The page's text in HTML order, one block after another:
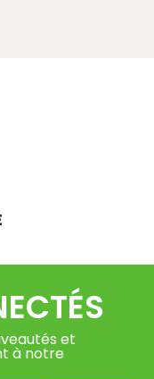
et
à notre